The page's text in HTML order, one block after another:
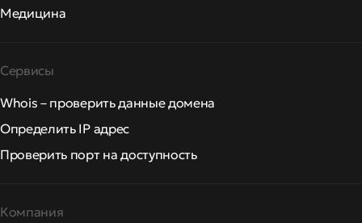
Медицина
Сервисы
Whois – проверить данные домена
Определить IP адрес
Проверить порт на доступность
Компания